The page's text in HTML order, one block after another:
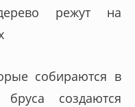
режут на
собираются в
создаются